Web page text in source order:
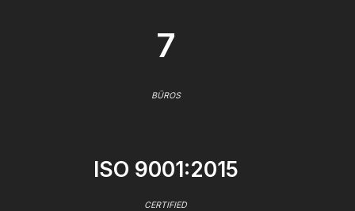
7
BÜROS
ISO 9001:2015
CERTIFIED